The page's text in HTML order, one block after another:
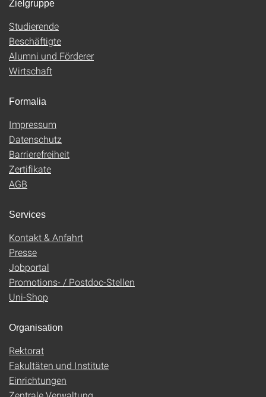
Zielgruppe
Studierende
Beschäftigte
Alumni und Förderer
Wirtschaft
Formalia
Impressum
Datenschutz
Barrierefreiheit
Zertifikate
AGB
Services
Kontakt & Anfahrt
Presse
Jobportal
Promotions- / Postdoc-Stellen
Uni-Shop
Organisation
Rektorat
Fakultäten und Institute
Einrichtungen